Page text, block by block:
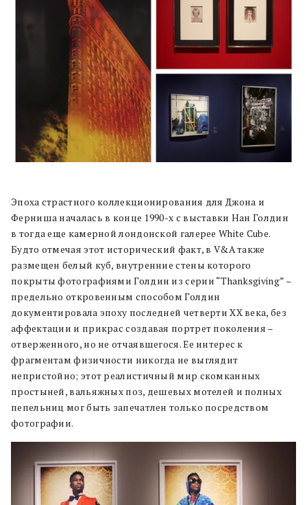
Эпоха страстного коллекционирования для Джона и
Ферниша началась в конце 1990-х с выставки Нан Голдин
в тогда еще камерной лондонской галерее White Cube.
Будто отмечая этот исторический факт, в V&A также
размещен белый куб, внутренние стены которого
покрыты фотографиями Голдин из серии “Thanksgiving” –
предельно откровенным способом Голдин
документировала эпоху последней четверти ХХ века, без
аффектации и прикрас создавая портрет поколения –
отверженного, но не отчаявшегося. Ее интерес к
фрагментам физичности никогда не выглядит
непристойно; этот реалистичный мир скомканных
простыней, вальяжных поз, дешевых мотелей и полных
пепельниц мог быть запечатлен только посредством
фотографии.